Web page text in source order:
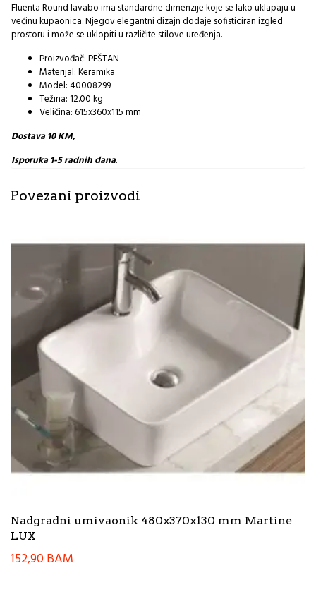
Fluenta Round lavabo ima standardne dimenzije koje se lako uklapaju u
većinu kupaonica. Njegov elegantni dizajn dodaje sofisticiran izgled
prostoru i može se uklopiti u različite stilove uređenja.
Proizvođač:PEŠTAN
Materijal: Keramika
Model: 40008299
Težina: 12.00 kg
Veličina: 615x360x115 mm
Dostava 10 KM,
Isporuka 1-5 radnih dana.
Povezani proizvodi
Nadgradni umivaonik 480x370x130 mm Martine
LUX
152,90BAM